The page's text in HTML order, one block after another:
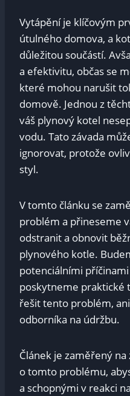
Vytápění je klíčovým
útulného domova, a
důležitou součástí.
a efektivitu, občas se
které mohou narušit
domově. Jednou z
váš plynový kotel
vodu. Tato závada
ignorovat, protože
styl.
V tomto článku se
problém a přineseme
odstranit a obnovit
plynového kotle.
potenciálními
poskytneme praktické
řešit tento problém,
odborníka na údržbu.
Článek je zaměřený
o tomto problému,
a schopnými v reakci